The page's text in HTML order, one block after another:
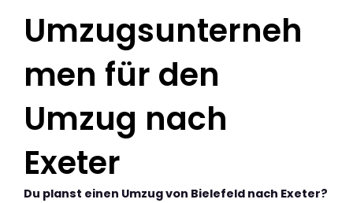
Umzugsunterneh
men für den
Umzug nach
Exeter
Du planst einen Umzug von Bielefeld nach Exeter?